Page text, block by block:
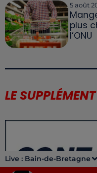
Live : Bain-de-Bretagne
5 août
plus
l’ONU
LE SUPPLÉMENT